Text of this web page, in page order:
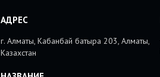
г. Алматы, Кабанбай батыра 203, Алматы,
Казахстан